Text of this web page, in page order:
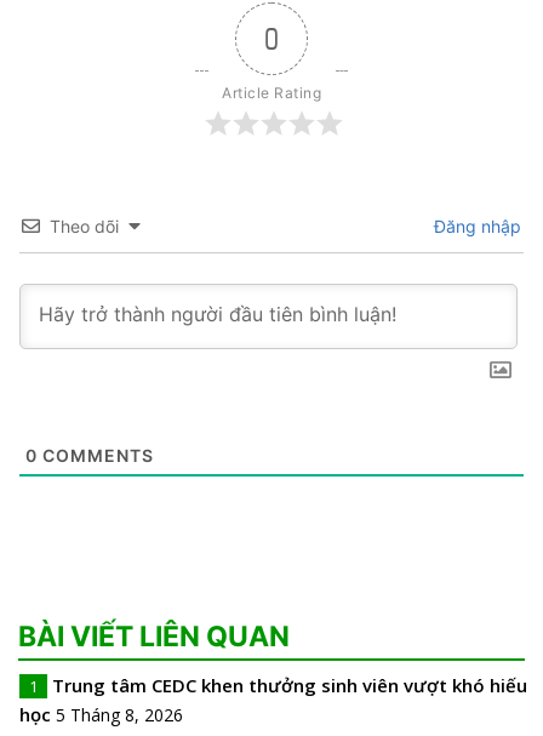
0
Article Rating
Theo dõi Đăng nhập
0 COMMENTS
BÀI VIẾT LIÊN QUAN
1
Trung tâm CEDC khen thưởng sinh viên vượt khó hiếu
học 5 Tháng 8, 2026